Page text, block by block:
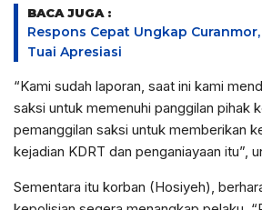
BACA JUGA :
Respons Cepat Ungkap
Tuai Apresiasi
“Kami sudah laporan, saat ini kami
saksi untuk memenuhi panggilan pihak
pemanggilan saksi untuk memberikan
kejadian KDRT dan penganiayaan itu”,
Sementara itu korban (Hosiyeh),